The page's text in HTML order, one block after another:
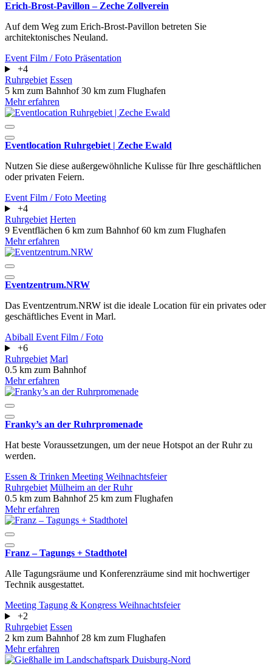
Erich-Brost-Pavillon – Zeche Zollverein
Auf dem Weg zum Erich-Brost-Pavillon betreten Sie
architektonisches Neuland.
Event Film / Foto Präsentation
+4
Ruhrgebiet Essen
5 km zum Bahnhof30 km zum Flughafen
Mehr erfahren
Eventlocation Ruhrgebiet | Zeche Ewald
Nutzen Sie diese außergewöhnliche Kulisse für Ihre geschäftlichen
oder privaten Feiern.
Event Film / Foto Meeting
+4
Ruhrgebiet Herten
9 Eventflächen 6 km zum Bahnhof60 km zum Flughafen
Mehr erfahren
Eventzentrum.NRW
Das Eventzentrum.NRW ist die ideale Location für ein privates oder
geschäftliches Event in Marl.
Abiball Event Film / Foto
+6
Ruhrgebiet Marl
0.5 km zum Bahnhof
Mehr erfahren
Franky’s an der Ruhrpromenade
Hat beste Voraussetzungen, um der neue Hotspot an der Ruhr zu
werden.
Essen & Trinken Meeting Weihnachtsfeier
Ruhrgebiet Mülheim an der Ruhr
0.5 km zum Bahnhof 25 km zum Flughafen
Mehr erfahren
Franz – Tagungs + Stadthotel
Alle Tagungsräume und Konferenzräume sind mit hochwertiger
Technik ausgestattet.
Meeting Tagung & Kongress Weihnachtsfeier
+2
Ruhrgebiet Essen
2 km zum Bahnhof 28 km zum Flughafen
Mehr erfahren